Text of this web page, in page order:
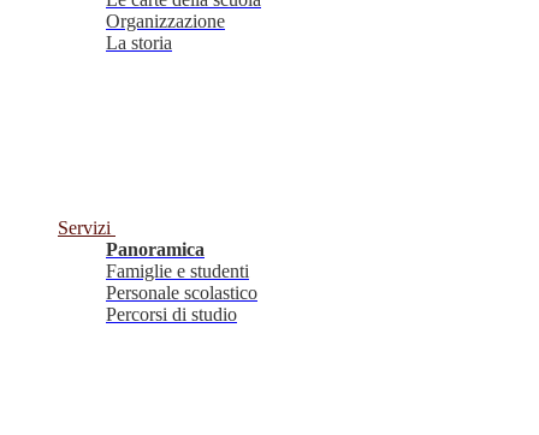
Organizzazione
La storia
Servizi
Panoramica
Famiglie e studenti
Personale scolastico
Percorsi di studio